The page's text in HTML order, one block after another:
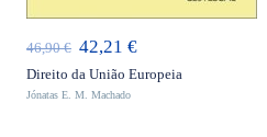
46,90€ O
preço
original
42,21 €O
preço
Direito da União Europeia
Jónatas E. M. Machado